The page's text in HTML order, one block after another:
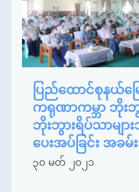
ပြည်ထောင်စုနယ်မ
ကရုဏာကမ္ဘာ ဘိုးဘွာ
ဘိုးဘွားရိပ်သာမျာ
ပေးအပ်ခြင်း အခမ်
၃၀ မတ် ၂၀၂၁